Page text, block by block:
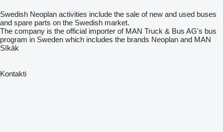
Swedish Neoplan activities include the sale of new and used buses
and spare parts on the Swedish market.
The company is the official importer of MAN Truck & Bus AG's bus
program in Sweden which includes the brands Neoplan and MAN
Sīkāk
Kontakti